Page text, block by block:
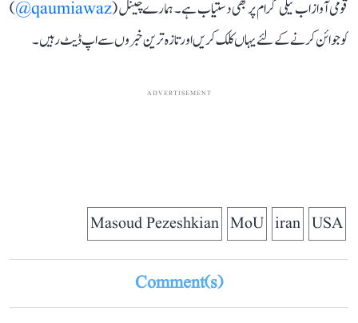
قومی آواز اب ٹیلی گرام پر بھی دستیاب ہے۔ ہمارے چینل (qaumiawaz@
)
کو جوائن کرنے کے لئے یہاں کلک کریں اور تازہ ترین خبروں سے اپ ڈیٹ رہیں۔
ADVERTISEMENT
USA
iran
MoU
Masoud Pezeshkian
Comment(s)